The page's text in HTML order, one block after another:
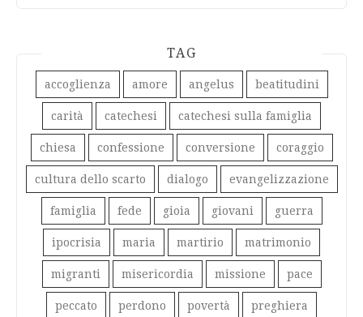
TAG
accoglienza amore angelus beatitudini
carità catechesi catechesi sulla famiglia
chiesa confessione conversione coraggio
cultura dello scarto dialogo evangelizzazione
famiglia fede gioia giovani guerra
ipocrisia maria martirio matrimonio
migranti misericordia missione pace
peccato perdono povertà preghiera